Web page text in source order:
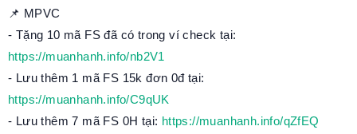
📌 MPVC
- Tặng 10 mã FS đã có trong ví check tại:
https://muanhanh.info/nb2V1
- Lưu thêm 1 mã FS 15k đơn 0đ tại:
https://muanhanh.info/C9qUK
- Lưu thêm 7 mã FS 0H tại: https://muanhanh.info/qZfEQ